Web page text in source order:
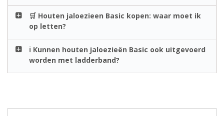
🛒 Houten jaloezieen Basic kopen: waar moet ik
op letten?
ℹ️ Kunnen houten jaloezieën Basic ook uitgevoerd
worden met ladderband?